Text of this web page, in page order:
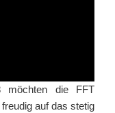
möchten die FFT
auf das stetig